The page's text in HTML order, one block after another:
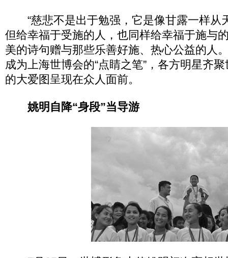
“慈悲不是出于勉强，它是像甘露一样从
但给幸福于受施的人，也同样给幸福于施与
美的诗句赠与那些乐善好施、热心公益的人
成为上海世博会的“点睛之笔”，各方明星齐
的大爱图呈现在众人面前。
姚明自降“身段”当导游